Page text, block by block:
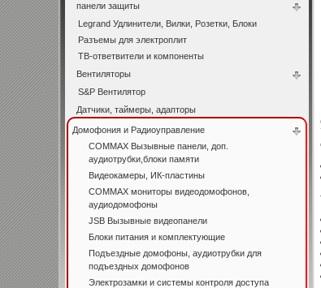
панели защиты
Legrand Удлинители, Вилки, Розетки, Блоки
Разъемы для электроплит
ТВ-ответвители и компоненты
Вентиляторы
S&P Вентилятор
Датчики, таймеры, адапторы
Домофония и Радиоуправление
COMMAX Вызывные панели, доп.
аудиотрубки,блоки памяти
Видеокамеры, ИК-пластины
COMMAX мониторы видеодомофонов,
аудиодомофоны
JSB Вызывные видеопанели
Блоки питания и комплектующие
Подъездные домофоны, аудиотрубки для
подъездных домофонов
Электрозамки и системы контроля доступа